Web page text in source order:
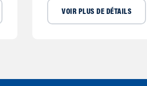
VOIR PLUS DE DÉTAILS